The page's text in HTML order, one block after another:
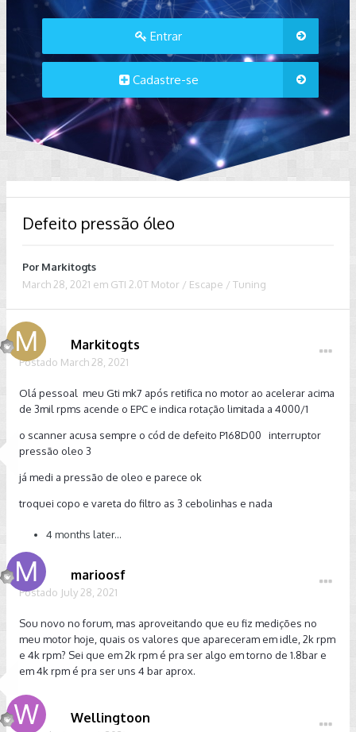
Entrar
Cadastre-se
Defeito pressão óleo
Por Markitogts
March 28, 2021 em GTI 2.0T Motor / Escape / Tuning
Markitogts
Postado March 28, 2021
Olá pessoal meu Gti mk7 após retifica no motor ao acelerar acima
de 3mil rpms acende o EPC e indica rotação limitada a 4000/1
o scanner acusa sempre o cód de defeito P168D00 interruptor
pressão oleo 3
já medi a pressão de oleo e parece ok
troquei copo e vareta do filtro as 3 cebolinhas e nada
4 months later...
marioosf
Postado July 28, 2021
Sou novo no forum, mas aproveitando que eu fiz medições no
meu motor hoje, quais os valores que apareceram em idle, 2k rpm
e 4k rpm? Sei que em 2k rpm é pra ser algo em torno de 1.8bar e
em 4k rpm é pra ser uns 4 bar aprox.
Wellingtoon